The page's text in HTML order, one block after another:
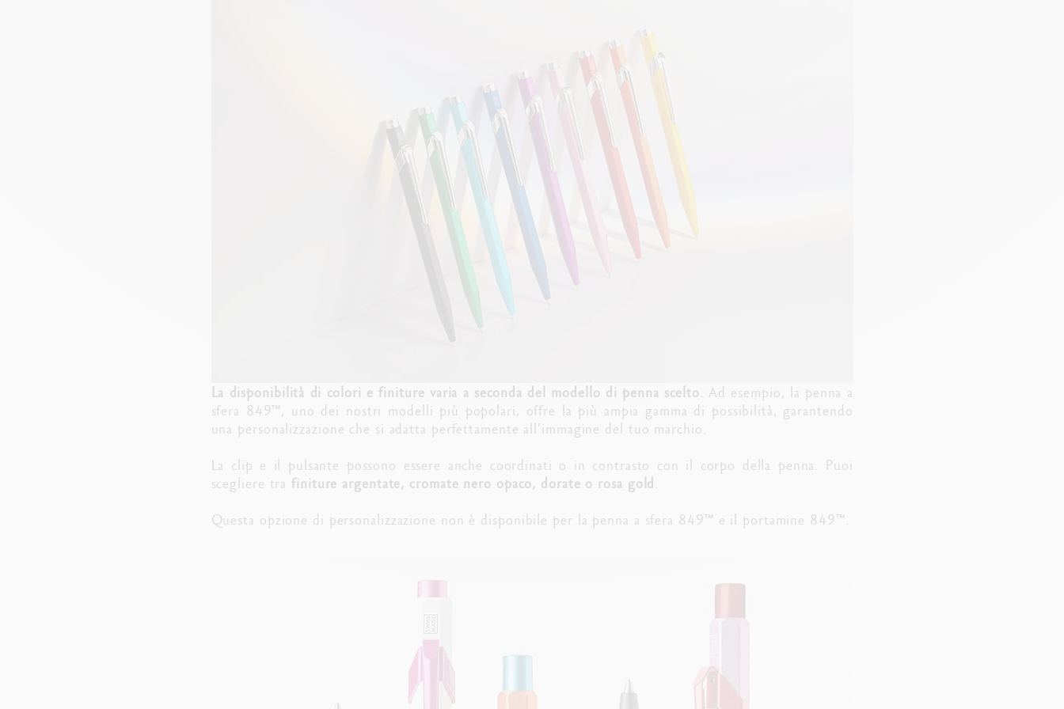
La disponibilità di colori e finiture varia a seconda del modello di penna scelto. Ad esempio, la penna a
sfera 849™, uno dei nostri modelli più popolari, offre la più ampia gamma di possibilità, garantendo
una personalizzazione che si adatta perfettamente all'immagine del tuo marchio.
La clip e il pulsante possono essere anche coordinati o in contrasto con il corpo della penna. Puoi
scegliere tra finiture argentate, cromate nero opaco, dorate o rosa gold
Questa opzione di personalizzazione non è disponibile per la penna a sfera 849™ e il portamine 849™.